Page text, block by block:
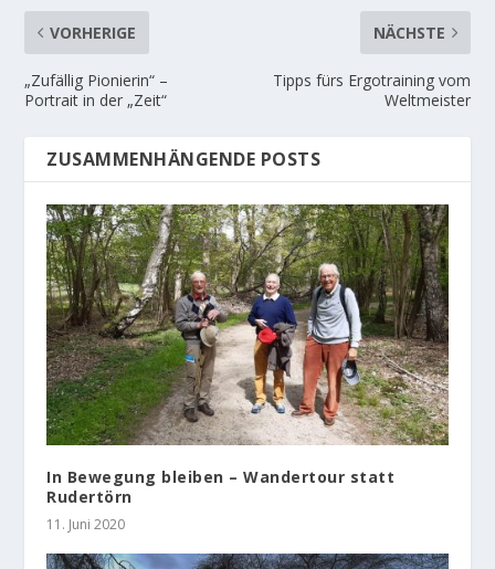
VORHERIGE
„Zufällig Pionierin“ –
Portrait in der „Zeit“
NÄCHSTE
Tipps fürs Ergotraining vom
Weltmeister
ZUSAMMENHÄNGENDE POSTS
In Bewegung bleiben – Wandertour statt
Rudertörn
11. Juni 2020